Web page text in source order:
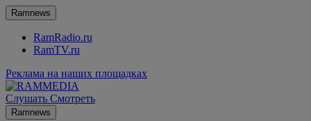
Ramnews
RamRadio.ru
RamTV.ru
Реклама на наших площадках
Слушать Смотреть
Ramnews